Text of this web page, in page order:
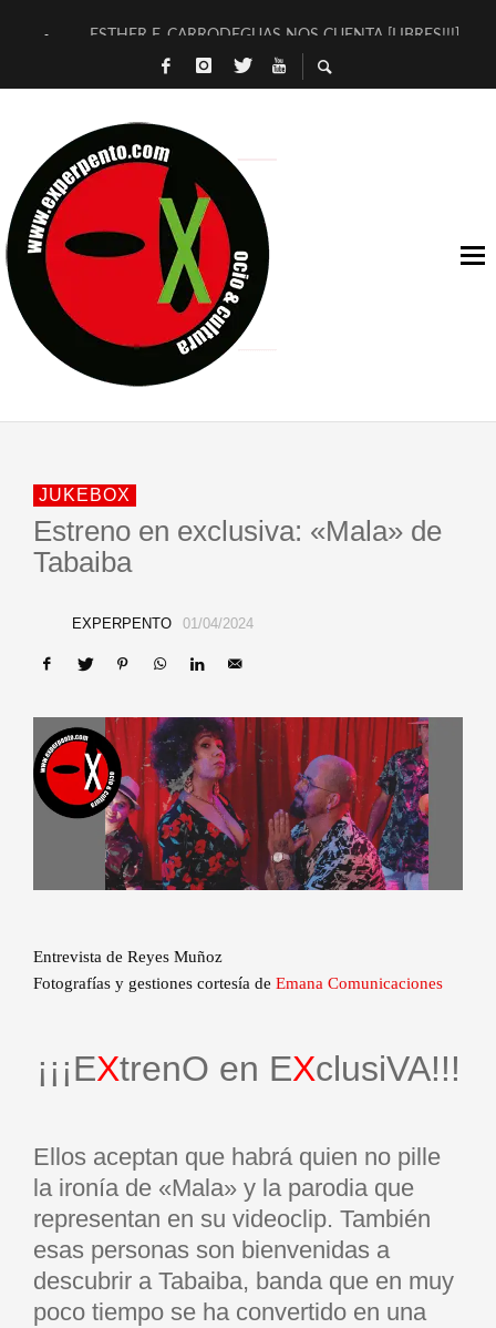
ESTHER F. CARRODEGUAS NOS CUENTA [LIBRES!!!]
[TERRA DE GUAPES] DE SANDRA MONFORT
TIMBRE 4, LA ESCUELA DEL DIRECTOR TEATRAL CLAUDIO
30 AÑOS (NO ES NADA) DE LA KATARSIS DEL TOMATAZO
MILITARES JUDÍAS EN #EXVITA
D’BALDOMEROS REINVENTAN [BITÁCORA 3.0] EN EXVITA
MARSHALL FLASH PRESENTA EN EXVITA [RELATIVA
JOFRE BARDAGÍ EN EXVITA INTERPRETANDO A SERRAT
JUKEBOX
Estreno en exclusiva: «Mala» de
Tabaiba
EXPERPENTO 01/04/2024
Entrevista de Reyes Muñoz
Fotografías y gestiones cortesía de Emana Comunicaciones
¡¡¡EXtrenO en EXclusiVA!!!
Ellos aceptan que habrá quien no pille
la ironía de «Mala» y la parodia que
representan en su videoclip. También
esas personas son bienvenidas a
descubrir a Tabaiba, banda que en muy
poco tiempo se ha convertido en una